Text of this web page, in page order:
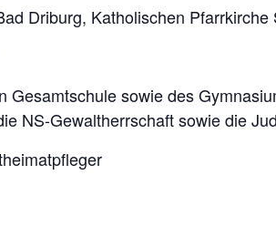
Driburg, Katholischen
Gesamtschule sowie des
NS-Gewaltherrschaft sowie die